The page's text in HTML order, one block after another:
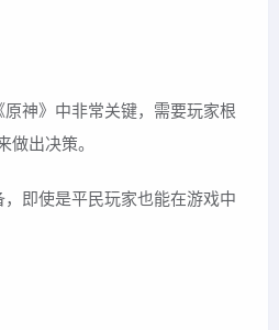
神》中非常关键，需要玩家根
做出决策。
即使是平民玩家也能在游戏中